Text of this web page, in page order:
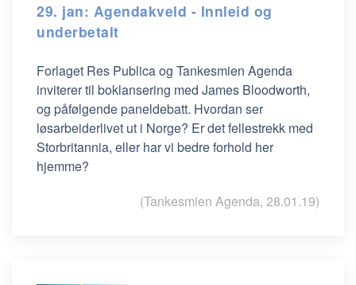
29. jan: Agendakveld - Innleid og
underbetalt
Forlaget Res Publica og Tankesmien Agenda
inviterer til boklansering med James Bloodworth,
og påfølgende paneldebatt. Hvordan ser
løsarbeiderlivet ut i Norge? Er det fellestrekk med
Storbritannia, eller har vi bedre forhold her
hjemme?
(Tankesmien Agenda, 28.01.19)